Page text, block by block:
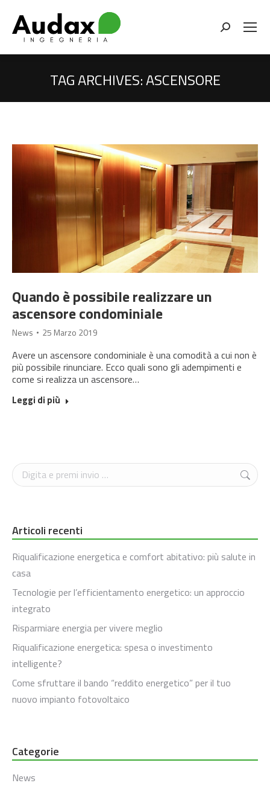
Cerca
TAG ARCHIVES:ASCENSORE
You are here:
Quando è possibile realizzare un
ascensore condominiale
News 25 Marzo 2019
Avere un ascensore condominiale è una comodità a cui non è
più possibile rinunciare. Ecco quali sono gli adempimenti e
come si realizza un ascensore…
Leggi di più
Cerca
Articoli recenti
Riqualificazione energetica e comfort abitativo: più salute in
casa
Tecnologie per l’efficientamento energetico: un approccio
integrato
Risparmiare energia per vivere meglio
Riqualificazione energetica: spesa o investimento
intelligente?
Come sfruttare il bando “reddito energetico” per il tuo
nuovo impianto fotovoltaico
Categorie
News